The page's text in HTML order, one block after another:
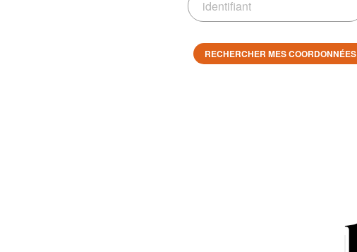
RECHERCHER MES COORDONNÉES